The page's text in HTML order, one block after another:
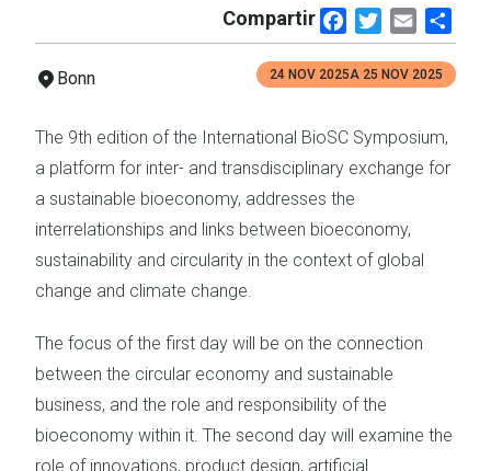
Compartir FacebookTwitterEmail
Bonn 24 NOV 2025A 25 NOV 2025
The 9th edition of the International BioSC Symposium,
a platform for inter- and transdisciplinary exchange for
a sustainable bioeconomy, addresses the
interrelationships and links between bioeconomy,
sustainability and circularity in the context of global
change and climate change.
The focus of the first day will be on the connection
between the circular economy and sustainable
business, and the role and responsibility of the
bioeconomy within it. The second day will examine the
role of innovations, product design, artificial